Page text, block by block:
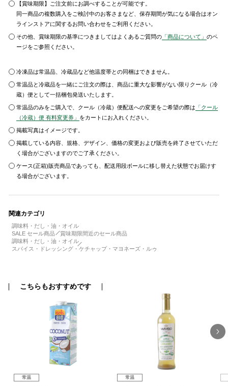
【賞味期限】ご注文前にお調べすることが可能です。
同一商品の複数購入をご検討中のお客さまなど、保存期間が気になる場合はオン
ラインストアに関するお問い合わせをご利用ください。
その他、賞味期限の基準につきましてはよくあるご質問の 「商品について」のペ
ージをご参照ください。
冷凍品は常温品、冷蔵品など他温度帯との同梱はできません。
常温品と冷蔵品を一緒にご注文の際は、商品に重大な影響がない限りクール（冷
蔵）便として一括梱包発送いたします。
常温品のみをご購入で、クール（冷蔵）便配送への変更をご希望の際は 「クール
（冷蔵）便 有料変更券」 をカートにお入れください。
掲載写真はイメージです。
掲載している内容、規格、デザイン、価格の変更および販売を終了させていただ
く場合がございますのでご了承ください。
ケース(正箱)販売商品であっても、配送用段ボールに移し替えた状態でお届けす
る場合がございます。
関連カテゴリ
調味料・だし・油・オイル
SALE セール商品
賞味期限間近のセール商品
調味料・だし・油・オイル
スパイス・ドレッシング・ケチャップ・マヨネーズ・ルゥ
こちらもおすすめです
常温 常温